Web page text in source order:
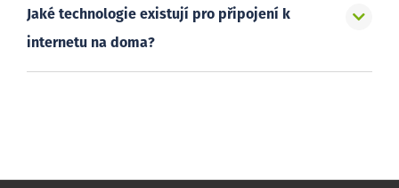
Jaké technologie existují pro připojení k
internetu na doma?